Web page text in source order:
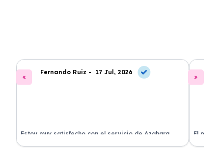
Fernando Ruiz - 17 Jul, 2026
Estoy muy satisfecho con el servicio de Azahara
Renting. El coche está en perfectas condiciones y el
El
llegó